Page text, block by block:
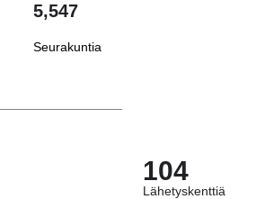
5,547
Seurakuntia
104
Lähetyskenttiä